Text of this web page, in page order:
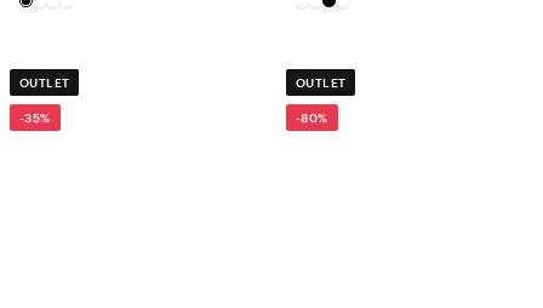
OUTLET
-35%
OUTLET
-80%